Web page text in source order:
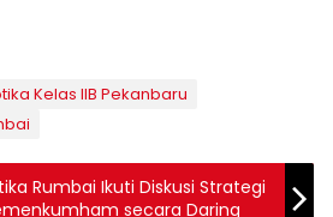
Kelas IIB Pekanbaru
Rumbai Ikuti Diskusi Strategi
secara Daring